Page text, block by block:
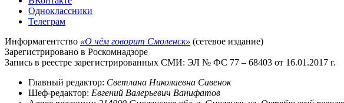
Одноклассники
Телеграм
Информагентство «О чём говорит Смоленск» (сетевое издание)
Зарегистрировано в Роскомнадзоре
Запись в реестре зарегистрированных СМИ: ЭЛ № ФС 77 – 68403 от 16.01.2017 г.
Главный редактор: Светлана Николаевна Савенок
Шеф-редактор: Евгений Валерьевич Ванифатов